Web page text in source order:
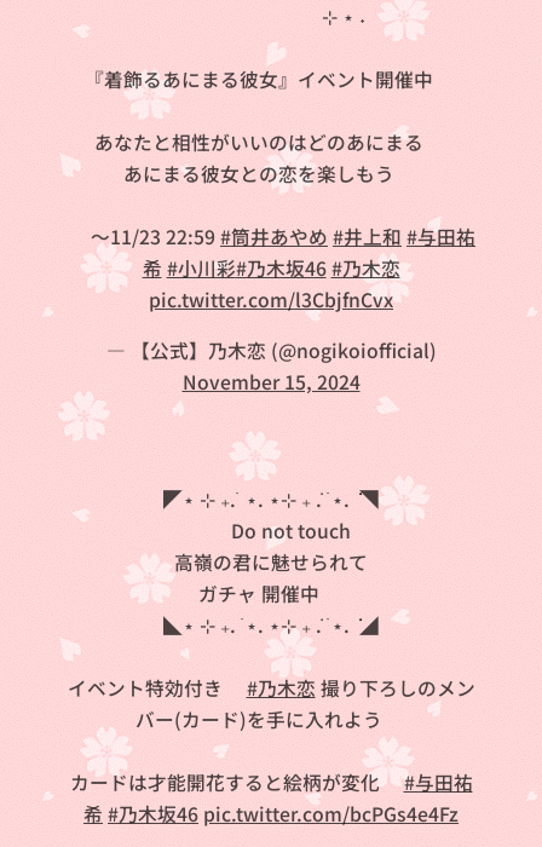
⊹ ⋆ ˖🐼🐰
『着飾るあにまる彼女』イベント開催中❗
あなたと相性がいいのはどのあにまる❔
あにまる彼女との恋を楽しもう💖
📌～11/23 22:59 #筒井あやめ #井上和 #与田祐
希 #小川彩#乃木坂46#乃木恋
pic.twitter.com/l3CbjfnCvx
— 【公式】乃木恋 (@nogikoiofficial)
November 15, 2024
◤⋆ ⊹ ₊. ࣪ ⋆. ⋆⊹ ₊ ݁. ࣪ ⋆. ݁ ݁◥
Do not touch
高嶺の君に魅せられて
ガチャ 開催中❗
◣⋆ ⊹ ₊. ࣪ ⋆. ⋆⊹ ₊ ݁. ࣪ ⋆. ݁ ݁◢
イベント特効付き✨ #乃木恋 撮り下ろしのメン
バー(カード)を手に入れよう🎶
カードは才能開花すると絵柄が変化🪄#与田祐
希 #乃木坂46 pic.twitter.com/bcPGs4e4Fz